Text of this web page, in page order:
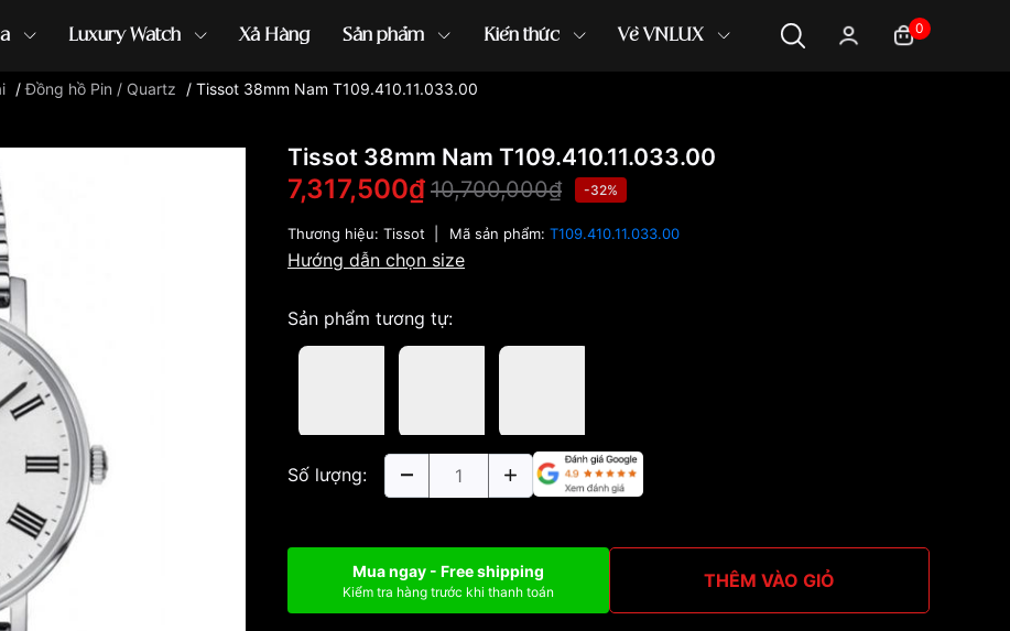
Luxury Watch Xả Hàng Sản phẩm Kiến thức Về VNLUX 0
đồng hồ G-Shock đồng hồ Orient ...
/Đồng hồ Pin / Quartz / Tissot 38mm Nam T109.410.11.033.00
Tissot 38mm Nam T109.410.11.033.00
7,317,500₫ 10,700,000₫ -32%
Thương hiệu: Tissot Mã sản phẩm: T109.410.11.033.00
Hướng dẫn chọn size
Sản phẩm tương tự:
Số lượng:
Mua ngay - Free shipping
Kiểm tra hàng trước khi thanh toán THÊM VÀO GIỎ